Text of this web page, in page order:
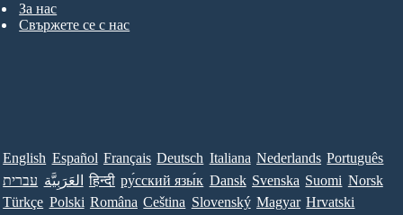
За нас
Свържете се с нас
English Español Français Deutsch Italiana Nederlands Português
עברית العَرَبِيَّة हिन्दी ру́сский язы́к Dansk Svenska Suomi Norsk
Türkçe Polski Româna Ceština Slovenský Magyar Hrvatski